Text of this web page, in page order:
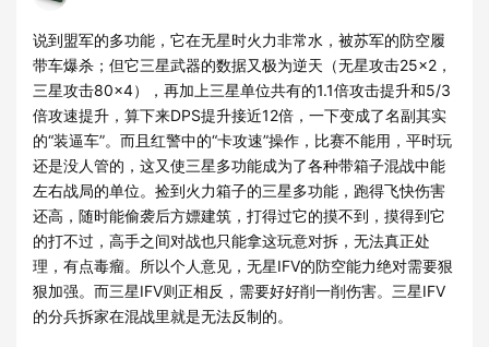
说到盟军的多功能，它在无星时火力非常水，被苏军的防空履
带车爆杀；但它三星武器的数据又极为逆天（无星攻击25×2，
三星攻击80×4），再加上三星单位共有的1.1倍攻击提升和5/3
倍攻速提升，算下来DPS提升接近12倍，一下变成了名副其实
的“装逼车”。而且红警中的“卡攻速”操作，比赛不能用，平时玩
还是没人管的，这又使三星多功能成为了各种带箱子混战中能
左右战局的单位。捡到火力箱子的三星多功能，跑得飞快伤害
还高，随时能偷袭后方嫖建筑，打得过它的摸不到，摸得到它
的打不过，高手之间对战也只能拿这玩意对拆，无法真正处
理，有点毒瘤。所以个人意见，无星IFV的防空能力绝对需要狠
狠加强。而三星IFV则正相反，需要好好削一削伤害。三星IFV
的分兵拆家在混战里就是无法反制的。